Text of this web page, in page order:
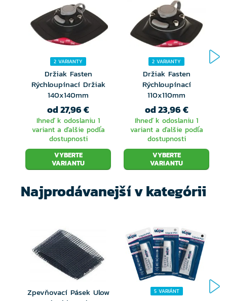
2 VARIANTY
Držiak Fasten
Rýchloupínací Držiak
140x140mm
od 27,96 €
Ihneď k odoslaniu 1
variant a ďalšie podľa
dostupnosti
VYBERTE
VARIANTU
2 VARIANTY
Držiak Fasten
Rýchloupínací
110x110mm
od 23,96 €
Ihneď k odoslaniu 1
variant a ďalšie podľa
dostupnosti
VYBERTE
VARIANTU
Najprodávanejší v kategórii
Zpevňovací Pásek Ulow
5 VARIÁNT